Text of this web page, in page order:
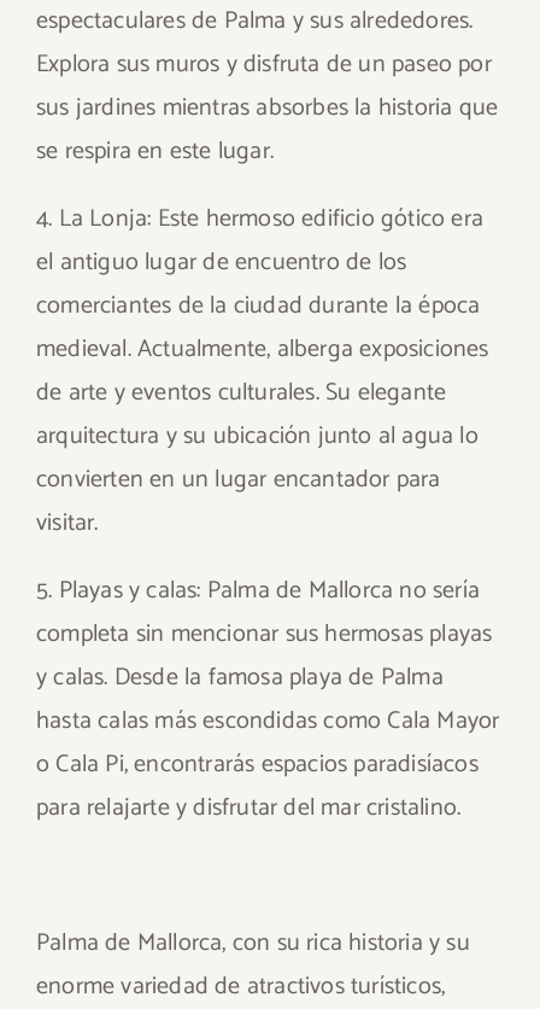
espectaculares de Palma y sus alrededores.
Explora sus muros y disfruta de un paseo por
sus jardines mientras absorbes la historia que
se respira en este lugar.
4. La Lonja: Este hermoso edificio gótico era
el antiguo lugar de encuentro de los
comerciantes de la ciudad durante la época
medieval. Actualmente, alberga exposiciones
de arte y eventos culturales. Su elegante
arquitectura y su ubicación junto al agua lo
convierten en un lugar encantador para
visitar.
5. Playas y calas: Palma de Mallorca no sería
completa sin mencionar sus hermosas playas
y calas. Desde la famosa playa de Palma
hasta calas más escondidas como Cala Mayor
o Cala Pi, encontrarás espacios paradisíacos
para relajarte y disfrutar del mar cristalino.
Palma de Mallorca, con su rica historia y su
enorme variedad de atractivos turísticos,